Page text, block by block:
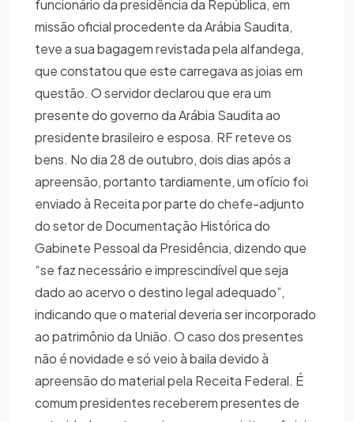
funcionário da presidência da República, em
missão oficial procedente da Arábia Saudita,
teve a sua bagagem revistada pela alfandega,
que constatou que este carregava as joias em
questão. O servidor declarou que era um
presente do governo da Arábia Saudita ao
presidente brasileiro e esposa. RF reteve os
bens. No dia 28 de outubro, dois dias após a
apreensão, portanto tardiamente, um ofício foi
enviado à Receita por parte do chefe-adjunto
do setor de Documentação Histórica do
Gabinete Pessoal da Presidência, dizendo que
“se faz necessário e imprescindível que seja
dado ao acervo o destino legal adequado”,
indicando que o material deveria ser incorporado
ao patrimônio da União. O caso dos presentes
não é novidade e só veio à baila devido à
apreensão do material pela Receita Federal. É
comum presidentes receberem presentes de